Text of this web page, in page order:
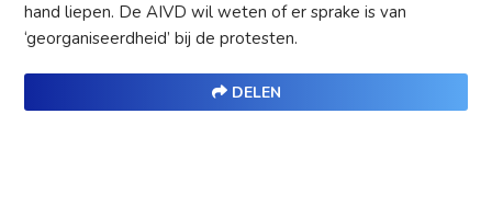
hand liepen. De AIVD wil weten of er sprake is van
‘georganiseerdheid’ bij de protesten.
DELEN